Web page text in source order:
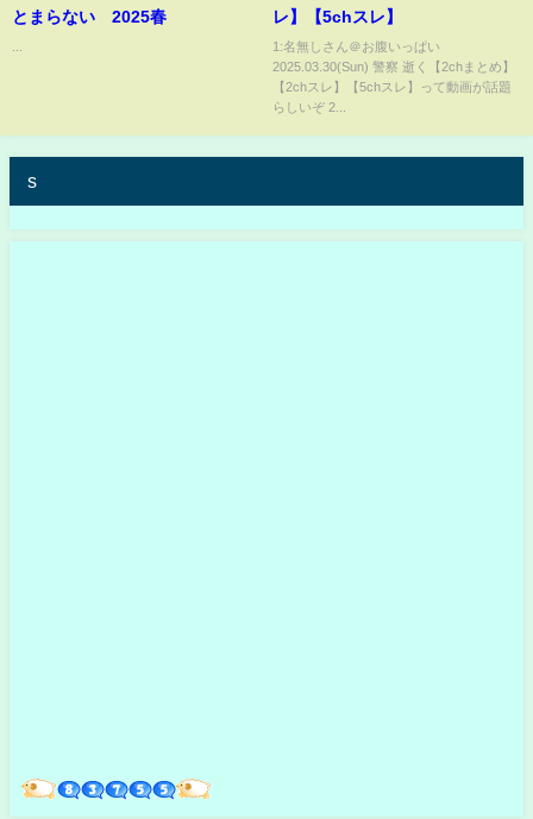
とまらない 2025春
レ】【5chスレ】
1:名無しさん＠お腹いっぱい
2025.03.30(Sun) 警察 逝く【2chまとめ】
【2chスレ】【5chスレ】って動画が話題
らしいぞ 2...
s